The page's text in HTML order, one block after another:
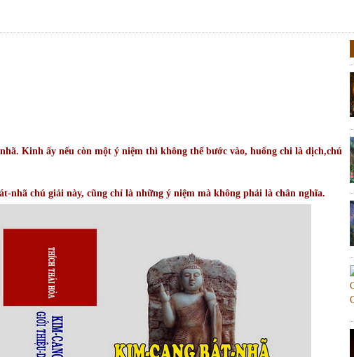
Kinh ấy nếu còn một ý niệm thì không thể bước vào, huống chi là dịch,chú
nhã chú giải này, cũng chỉ là những ý niệm mà không phải là chân nghĩa.